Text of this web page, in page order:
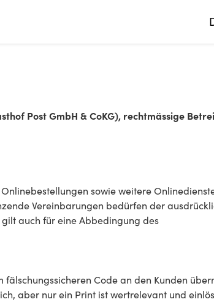
Post GmbH & CoKG), rechtmässige
sowie weitere
Vereinbarungen bedürfen der
auch für eine Abbedingung des
fälschungssicheren Code an den Kunden
aber nur ein Print ist wertrelevant und